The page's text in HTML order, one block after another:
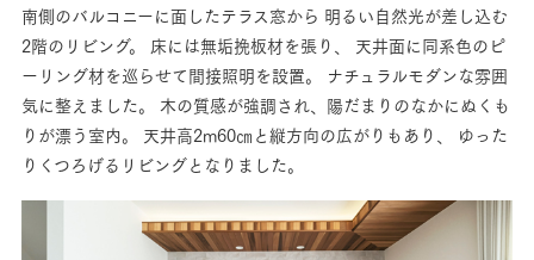
南側のバルコニーに面したテラス窓から 明るい自然光が差し込む
2階のリビング。
床には無垢挽板材を張り、
天井面に同系色のピ
ーリング材を巡らせて間接照明を設置。
ナチュラルモダンな雰囲
気に整えました。 木の質感が強調され、陽だまりのなかにぬくも
りが漂う室内。
天井高2m60㎝と縦方向の広がりもあり、
ゆった
りくつろげるリビングとなりました。